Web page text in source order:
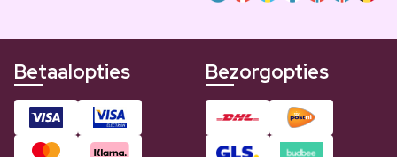
Betaalopties Bezorgopties